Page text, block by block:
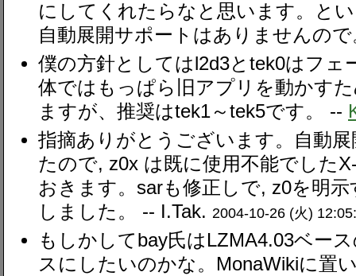
にしてくれたらなと思います。と
自動展開サポートはありませんの
僕の方針としてはl2d3とtek0はフェ
体ではもっぱら旧アプリを動かす
ますが、推奨はtek1～tek5です。 --
指摘ありがとうございます。自動
たので, z0x は既に使用不能でした
おきます。sarも修正しで, z0を明
しました。 --
I.Tak. 2004-10-26 (火)
もしかしてbay氏はLZMA4.03ベー
スにしたいのかな。MonaWikiに置